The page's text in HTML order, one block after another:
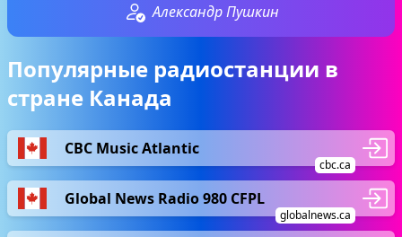
Александр Пушкин
Популярные радиостанции в
стране Канада
CBC Music Atlantic
cbc.ca
Global News Radio 980 CFPL
globalnews.ca